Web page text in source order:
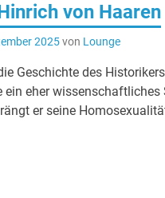
von Haaren
2025von Lounge
Geschichte des
ein eher
er seine